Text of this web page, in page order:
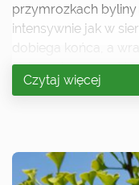
przymrozkach
intensywnie jak w
dobiega końca, a
zielonych
krzewów i drzew.
Czytaj więcej